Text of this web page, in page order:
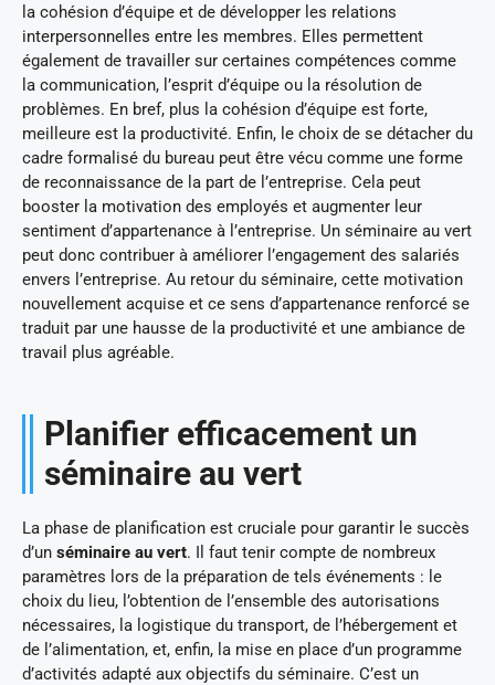
la cohésion d’équipe et de développer les relations
interpersonnelles entre les membres. Elles permettent
également de travailler sur certaines compétences comme
la communication, l’esprit d’équipe ou la résolution de
problèmes. En bref, plus la cohésion d’équipe est forte,
meilleure est la productivité. Enfin, le choix de se détacher du
cadre formalisé du bureau peut être vécu comme une forme
de reconnaissance de la part de l’entreprise. Cela peut
booster la motivation des employés et augmenter leur
sentiment d’appartenance à l’entreprise. Un séminaire au vert
peut donc contribuer à améliorer l’engagement des salariés
envers l’entreprise. Au retour du séminaire, cette motivation
nouvellement acquise et ce sens d’appartenance renforcé se
traduit par une hausse de la productivité et une ambiance de
travail plus agréable.
Planifier efficacement un
séminaire au vert
La phase de planification est cruciale pour garantir le succès
d’un séminaire au vert. Il faut tenir compte de nombreux
paramètres lors de la préparation de tels événements : le
choix du lieu, l’obtention de l’ensemble des autorisations
nécessaires, la logistique du transport, de l’hébergement et
de l’alimentation, et, enfin, la mise en place d’un programme
d’activités adapté aux objectifs du séminaire. C’est un